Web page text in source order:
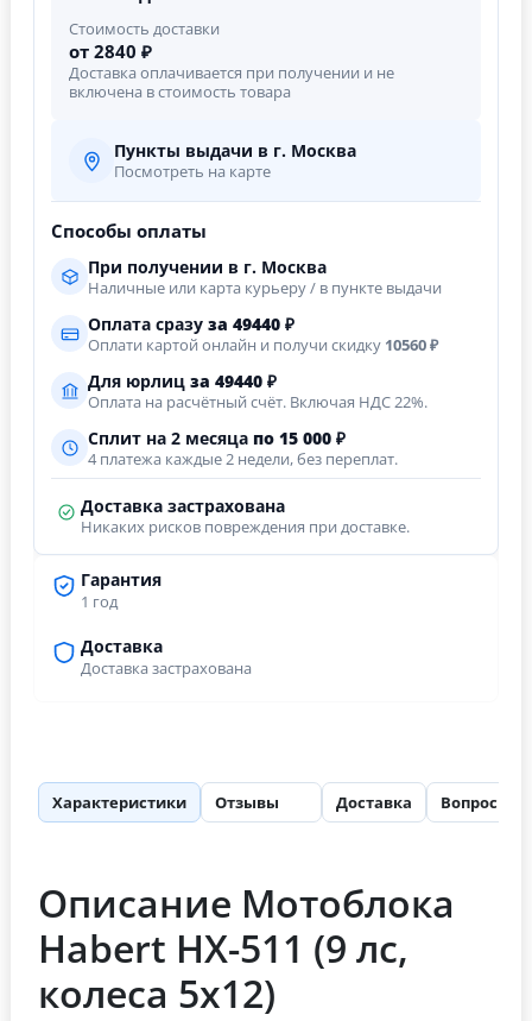
Гарантия
1 год
Доставка
Доставка застрахована
Стоимость доставки
от 2840 ₽
Доставка оплачивается при получении и не
включена в стоимость товара
Пункты выдачи в г. Москва
Посмотреть на карте
Способы оплаты
При получении в г. Москва
Наличные или карта курьеру / в пункте выдачи
Оплата сразу за 49440 ₽
Оплати картой онлайн и получи скидку 10560 ₽
Для юрлиц за 49440 ₽
Оплата на расчётный счёт. Включая НДС 22%.
Сплит на 2 месяца по 15 000 ₽
4 платежа каждые 2 недели, без переплат.
Доставка застрахована
Никаких рисков повреждения при доставке.
Характеристики Отзывы Доставка Вопросы
Описание Мотоблока
Habert HХ-511 (9 лс,
колеса 5х12)